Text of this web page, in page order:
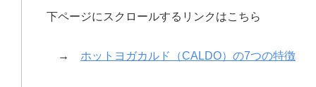
下ページにスクロールするリンクはこちら
→ ホットヨガカルド（CALDO）の7つの特徴